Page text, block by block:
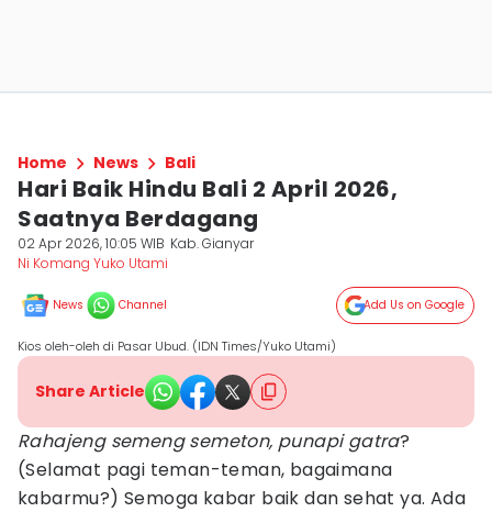
Home News Bali
Hari Baik Hindu Bali 2 April 2026,
Saatnya Berdagang
02 Apr 2026, 10:05 WIB Kab. Gianyar
Ni Komang Yuko Utami
News Channel Add Us on Google
Kios oleh-oleh di Pasar Ubud. (IDN Times/Yuko Utami)
Share Article
Rahajeng semeng semeton, punapi gatra?
(Selamat pagi teman-teman, bagaimana
kabarmu?) Semoga kabar baik dan sehat ya. Ada